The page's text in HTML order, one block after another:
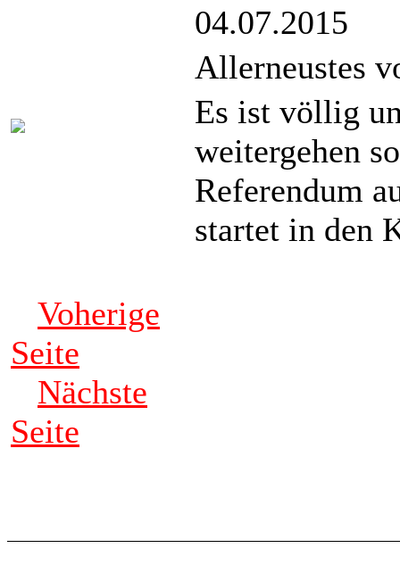
04.07.2015
Allerneustes
Es ist völlig
weitergehen
Referendum
startet in den
Voherige
Seite
Nächste
Seite